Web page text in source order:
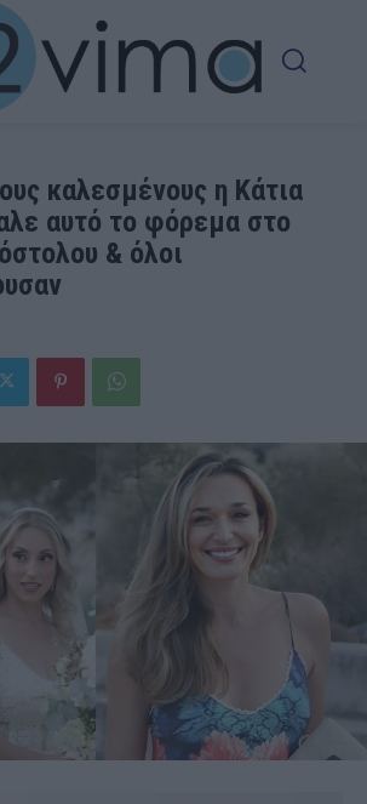
καλεσμένους η Κάτια
αυτό το φόρεμα στο
& όλοι